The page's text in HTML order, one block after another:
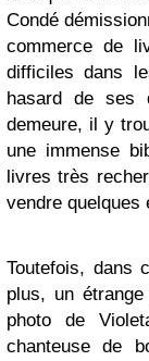
Condé
commerce de
difficiles dans
hasard de ses
demeure, il y
une immense
livres très
vendre quelques
Toutefois, dans
plus, un
photo de
chanteuse de